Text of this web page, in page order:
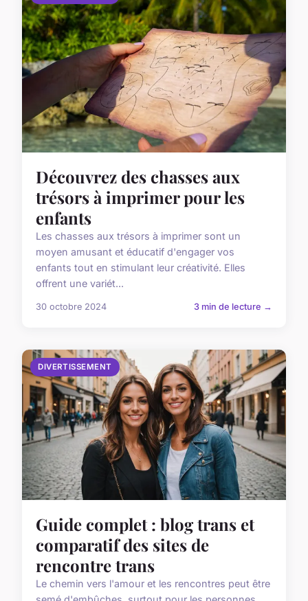
Découvrez des chasses aux
trésors à imprimer pour les
enfants
Les chasses aux trésors à imprimer sont un
moyen amusant et éducatif d'engager vos
enfants tout en stimulant leur créativité. Elles
offrent une variét...
30 octobre 2024 3 min de lecture →
DIVERTISSEMENT
Guide complet : blog trans et
comparatif des sites de
rencontre trans
Le chemin vers l'amour et les rencontres peut être